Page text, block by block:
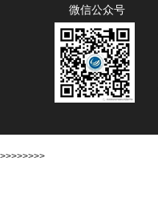
微信公众号
>>>>>>>>